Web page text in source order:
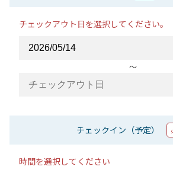
チェックアウト日を選択してください。
〜
チェックイン（予定）
時間を選択してください